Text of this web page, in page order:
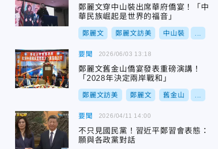
鄭麗文穿中山裝出席華府僑宴！「中
華民族崛起是世界的福音」
鄭麗文 鄭麗文訪美 中山裝
要聞
鄭麗文舊金山僑宴發表重磅演講！
「2028年決定兩岸戰和」
鄭麗文訪美 鄭麗文 舊金山
2026/06/03 13:18
要聞
不只見國民黨！習近平鄭習會表態：
願與各政黨對話
2026/04/11 14:00